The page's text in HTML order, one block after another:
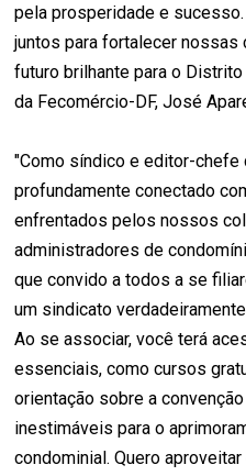
pela prosperidade e
juntos para fortalecer nossas
futuro brilhante para o
da Fecomércio-DF, José
"Como síndico e editor-chefe
profundamente conectado
enfrentados pelos nossos
administradores de
que convido a todos a se
um sindicato
Ao se associar, você terá
essenciais, como cursos
orientação sobre a
inestimáveis para o
condominial. Quero